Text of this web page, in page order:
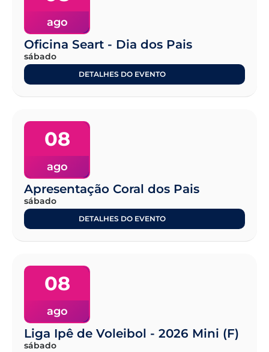
ago
Oficina Seart - Dia dos Pais
sábado
DETALHES DO EVENTO
08
ago
Apresentação Coral dos Pais
sábado
DETALHES DO EVENTO
08
ago
Liga Ipê de Voleibol - 2026 Mini (F)
sábado